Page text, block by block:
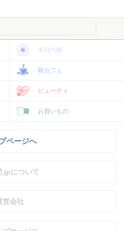
今日の朝
朝カフェ
ビューティ
お買いもの
ページへ
.jpについて
営会社